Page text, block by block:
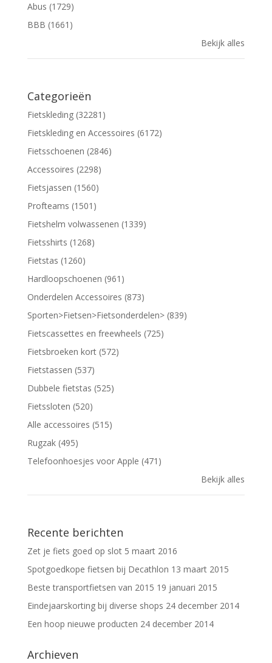
Abus (1729)
BBB (1661)
Bekijk alles
Categorieën
Fietskleding (32281)
Fietskleding en Accessoires (6172)
Fietsschoenen (2846)
Accessoires (2298)
Fietsjassen (1560)
Profteams (1501)
Fietshelm volwassenen (1339)
Fietsshirts (1268)
Fietstas (1260)
Hardloopschoenen (961)
Onderdelen Accessoires (873)
Sporten>Fietsen>Fietsonderdelen> (839)
Fietscassettes en freewheels (725)
Fietsbroeken kort (572)
Fietstassen (537)
Dubbele fietstas (525)
Fietssloten (520)
Alle accessoires (515)
Rugzak (495)
Telefoonhoesjes voor Apple (471)
Bekijk alles
Recente berichten
Zet je fiets goed op slot 5 maart 2016
Spotgoedkope fietsen bij Decathlon 13 maart 2015
Beste transportfietsen van 2015 19 januari 2015
Eindejaarskorting bij diverse shops 24 december 2014
Een hoop nieuwe producten 24 december 2014
Archieven